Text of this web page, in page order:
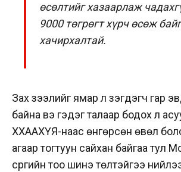
өсөлтийг хазаарлаж
9000 төгрөгт хүрч өсөж
хачирхалтай.
Зах зээлийг ямар үл үзэгдэгч гар
байна вэ гэдэг талаар бодох л
ХХААХҮЯ-наас өнгөрсөн өвөл
агаар тогтуун сайхан байгаа тул
сүргийн тоо шинэ төлтэйгээ